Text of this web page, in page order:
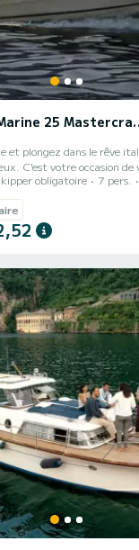
Molinari
et plongez dans le rêve
C'est votre occasion
alliant histoire, glamour
à bord de Crissi, votre
est plus qu'une
Avec des sièges
Crissi allie parfaitement
obligatoire 7 pers.